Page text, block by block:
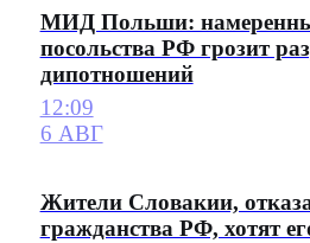
МИД Польши:
посольства РФ грозит
дипотношений
12:09
6 АВГ
Жители Словакии,
гражданства РФ, хотят